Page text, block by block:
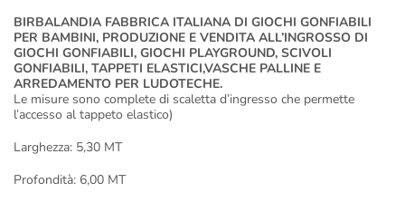
BIRBALANDIA FABBRICA ITALIANA DI GIOCHI GONFIABILI
PER BAMBINI, PRODUZIONE E VENDITA ALL’INGROSSO DI
GIOCHI GONFIABILI, GIOCHI PLAYGROUND, SCIVOLI
GONFIABILI, TAPPETI ELASTICI,VASCHE PALLINE E
ARREDAMENTO PER LUDOTECHE.
Le misure sono complete di scaletta d’ingresso che permette
l’accesso al tappeto elastico)
Larghezza: 5,30 MT
Profondità: 6,00 MT